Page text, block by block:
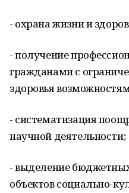
- охрана жизни и
- получение
гражданами с
здоровья
- систематизация
научной деятельности;
- выделение
объектов социально-